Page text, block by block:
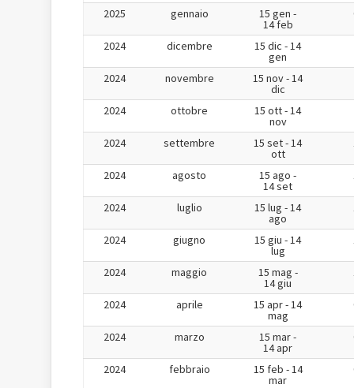
2025 gennaio 15 gen -
14 feb
2024 dicembre 15 dic - 14
gen
2024 novembre 15 nov - 14
dic
2024 ottobre 15 ott - 14
nov
2024 settembre 15 set - 14
ott
2024 agosto 15 ago -
14 set
2024 luglio 15 lug - 14
ago
2024 giugno 15 giu - 14
lug
2024 maggio 15 mag -
14 giu
2024 aprile 15 apr - 14
mag
2024 marzo 15 mar -
14 apr
2024 febbraio 15 feb - 14
mar